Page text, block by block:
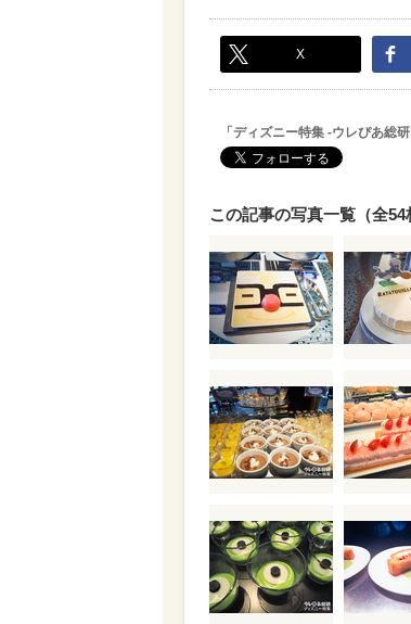
X
「ディズニー特集 -ウレぴあ総
この記事の写真一覧（全54